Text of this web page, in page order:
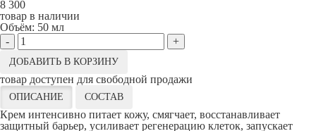
8 300
товар в наличии
Объём: 50 мл
-
+
ДОБАВИТЬ В КОРЗИНУ
товар доступен для свободной продажи
ОПИСАНИЕ СОСТАВ
Крем интенсивно питает кожу, смягчает, восстанавливает
защитный барьер, усиливает регенерацию клеток, запускает